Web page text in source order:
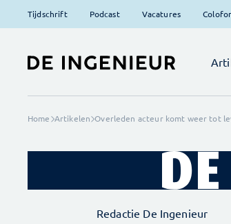
Tijdschrift Podcast Vacatures
Home Artikelen Overleden acteur komt weer tot
Redactie De Ingenieur